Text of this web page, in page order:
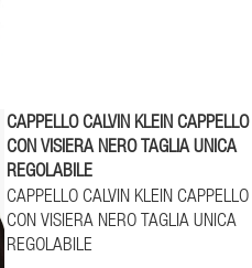
CAPPELLO CALVIN KLEIN CAPPELLO
CON VISIERA NERO TAGLIA UNICA
REGOLABILE
CAPPELLO CALVIN KLEIN CAPPELLO
CON VISIERA NERO TAGLIA UNICA
REGOLABILE